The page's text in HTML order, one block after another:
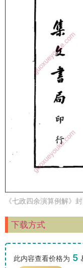
《七政四余演算例解》
下载方式
此内容查看价格为 5